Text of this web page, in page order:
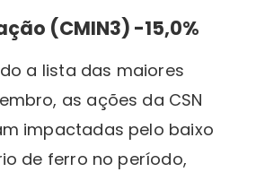
(CMIN3) -15,0%
a lista das maiores
as ações da CSN
impactadas pelo baixo
de ferro no período,